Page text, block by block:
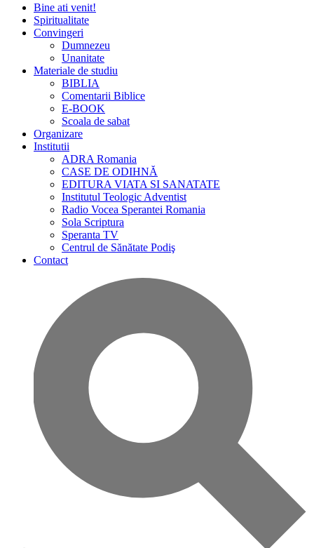
Bine ati venit!
Spiritualitate
Convingeri
Dumnezeu
Unanitate
Materiale de studiu
BIBLIA
Comentarii Biblice
E-BOOK
Scoala de sabat
Organizare
Institutii
ADRA Romania
CASE DE ODIHNĂ
EDITURA VIATA SI SANATATE
Institutul Teologic Adventist
Radio Vocea Sperantei Romania
Sola Scriptura
Speranta TV
Centrul de Sănătate Podiş
Contact